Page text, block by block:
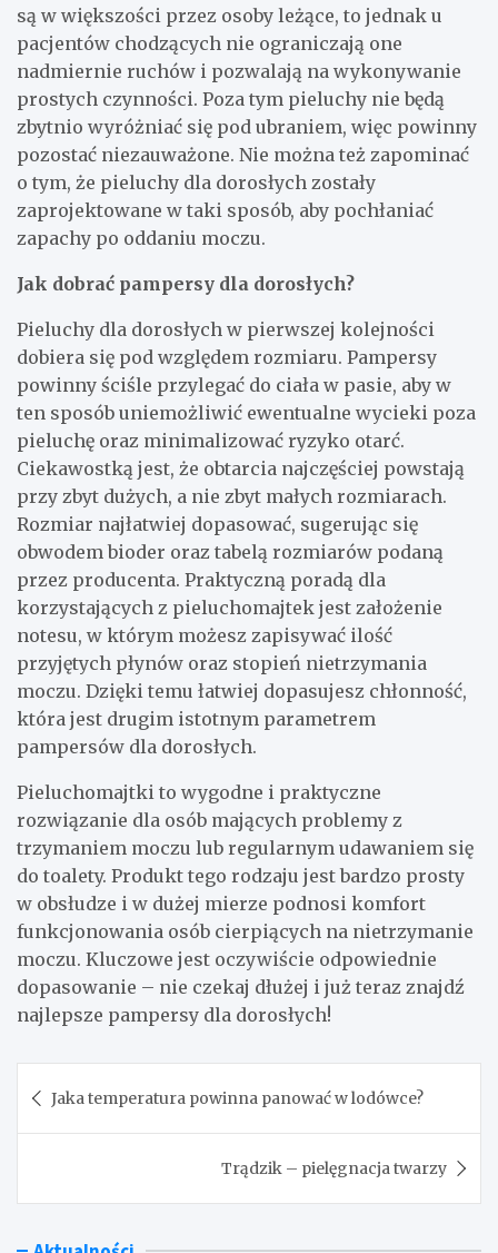
są w większości przez osoby leżące, to jednak u
pacjentów chodzących nie ograniczają one
nadmiernie ruchów i pozwalają na wykonywanie
prostych czynności. Poza tym pieluchy nie będą
zbytnio wyróżniać się pod ubraniem, więc powinny
pozostać niezauważone. Nie można też zapominać
o tym, że pieluchy dla dorosłych zostały
zaprojektowane w taki sposób, aby pochłaniać
zapachy po oddaniu moczu.
Jak dobrać pampersy dla dorosłych?
Pieluchy dla dorosłych w pierwszej kolejności
dobiera się pod względem rozmiaru. Pampersy
powinny ściśle przylegać do ciała w pasie, aby w
ten sposób uniemożliwić ewentualne wycieki poza
pieluchę oraz minimalizować ryzyko otarć.
Ciekawostką jest, że obtarcia najczęściej powstają
przy zbyt dużych, a nie zbyt małych rozmiarach.
Rozmiar najłatwiej dopasować, sugerując się
obwodem bioder oraz tabelą rozmiarów podaną
przez producenta. Praktyczną poradą dla
korzystających z pieluchomajtek jest założenie
notesu, w którym możesz zapisywać ilość
przyjętych płynów oraz stopień nietrzymania
moczu. Dzięki temu łatwiej dopasujesz chłonność,
która jest drugim istotnym parametrem
pampersów dla dorosłych.
Pieluchomajtki to wygodne i praktyczne
rozwiązanie dla osób mających problemy z
trzymaniem moczu lub regularnym udawaniem się
do toalety. Produkt tego rodzaju jest bardzo prosty
w obsłudze i w dużej mierze podnosi komfort
funkcjonowania osób cierpiących na nietrzymanie
moczu. Kluczowe jest oczywiście odpowiednie
dopasowanie – nie czekaj dłużej i już teraz znajdź
najlepsze pampersy dla dorosłych!
wpisu
Jaka temperatura powinna panować w lodówce?
Trądzik – pielęgnacja twarzy